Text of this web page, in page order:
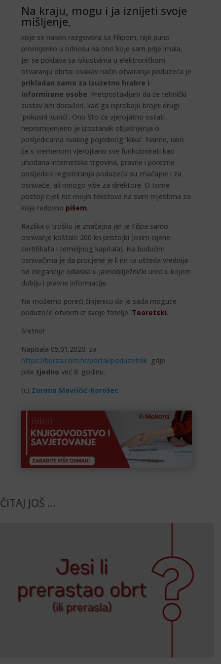
Na kraju, mogu i ja iznijeti svoje
mišljenje,
koje se nakon razgovora sa Filipom, nije puno
promijenilo u odnosu na ono koje sam prije imala,
jer se poklapa sa iskustvima u elektroničkom
otvaranju obrta: ovakav način otvaranja poduzeća je
prikladan samo za izuzetno hrabre i
informirane osobe. Pretpostavljam da će tehnički
sustav biti dorađen, kad ga isprobaju brojni drugi
‘pokusni kunići’. Ono što će vjerojatno ostati
nepromijenjeno je izostanak objašnjenja o
posljedicama svakog pojedinog ‘klika’. Naime, iako
će s vremenom vjerojtano sve funkcionirati kao
uhodana internetska trgovina, pravne i porezne
posljedice registriranja poduzeća su značajne i za
osnivače, ali mnogo više za direktore. O tome
postoji cijeli niz mojih tekstova na svim mjestima za
koje redovno pišem.
Razlika u trošku je značajna jer je Filipa samo
osnivanje koštalo 200 kn pristojbi (osim cijene
certifikata i temeljnog kapitala). Na budućim
osnivačima je da procjene je li im ta ušteda vrednija
od elegancije odlaska u javnobilježnički ured u kojem
dobiju i pravne informacije.
Ne možemo poreći činjenicu da je sada moguće
poduzeće otvoriti iz svoje fotelje. Teoretski.
Sretno!
Napisala 05.01.2020. za
https://burza.com.hr/portal/poduzetnik gdje
piše tjedno već 8. godinu.
(c) Zorana Mavričić-Korošec
ČITAJ JOŠ …